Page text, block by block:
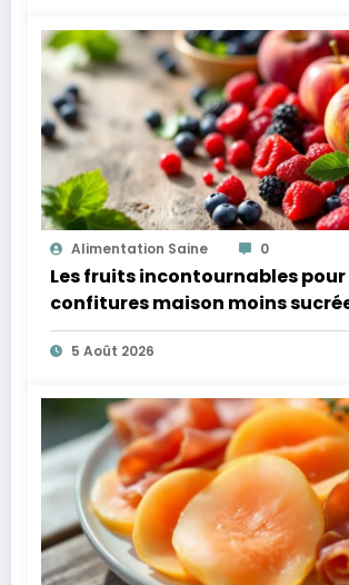
Alimentation Saine 0
Les fruits incontournables pour
confitures maison moins
plus légères
5 Août 2026